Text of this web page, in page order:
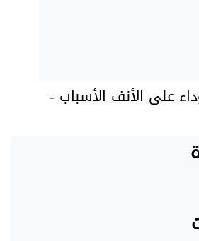
على الأنف الأسباب -